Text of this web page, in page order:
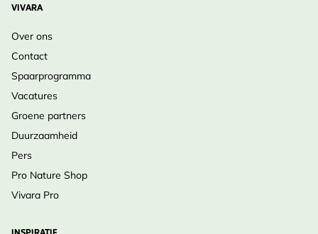
VIVARA
Over ons
Contact
Spaarprogramma
Vacatures
Groene partners
Duurzaamheid
Pers
Pro Nature Shop
Vivara Pro